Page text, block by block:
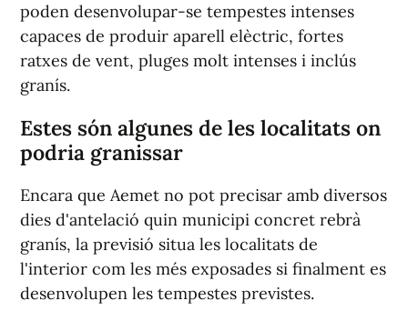
poden desenvolupar-se tempestes intenses
capaces de produir aparell elèctric, fortes
ratxes de vent, pluges molt intenses i inclús
granís.
Estes són algunes de les localitats on
podria granissar
Encara que Aemet no pot precisar amb diversos
dies d'antelació quin municipi concret rebrà
granís, la previsió situa les localitats de
l'interior com les més exposades si finalment es
desenvolupen les tempestes previstes.